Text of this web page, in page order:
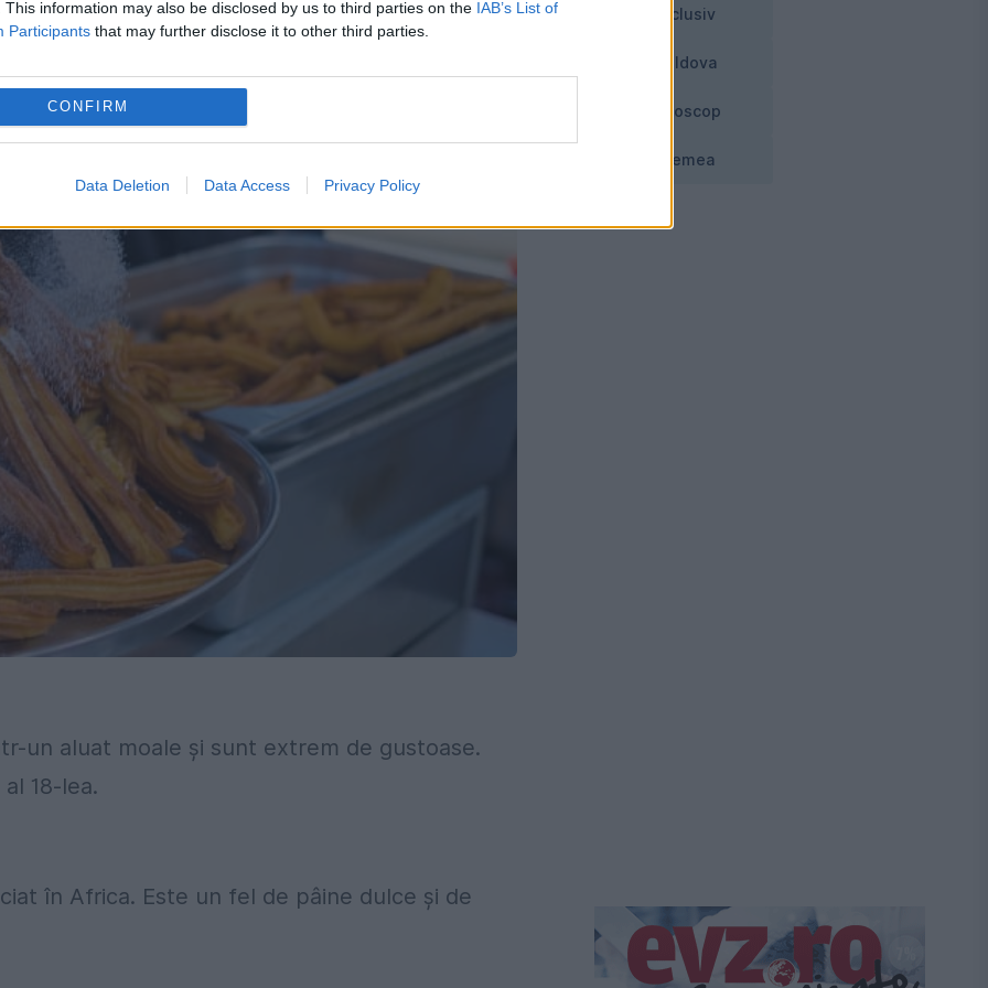
This information may also be disclosed by us to third parties on the IAB’s List of
Participants that may further disclose it to other third parties.
CONFIRM
Data Deletion Data Access Privacy Policy
Sunt niște batoane dulci din aluat
un aluat moale și sunt extrem de gustoase.
18-lea.
în Africa. Este un fel de pâine dulce și de
Exclusiv
Moldova
Horoscop
Vremea